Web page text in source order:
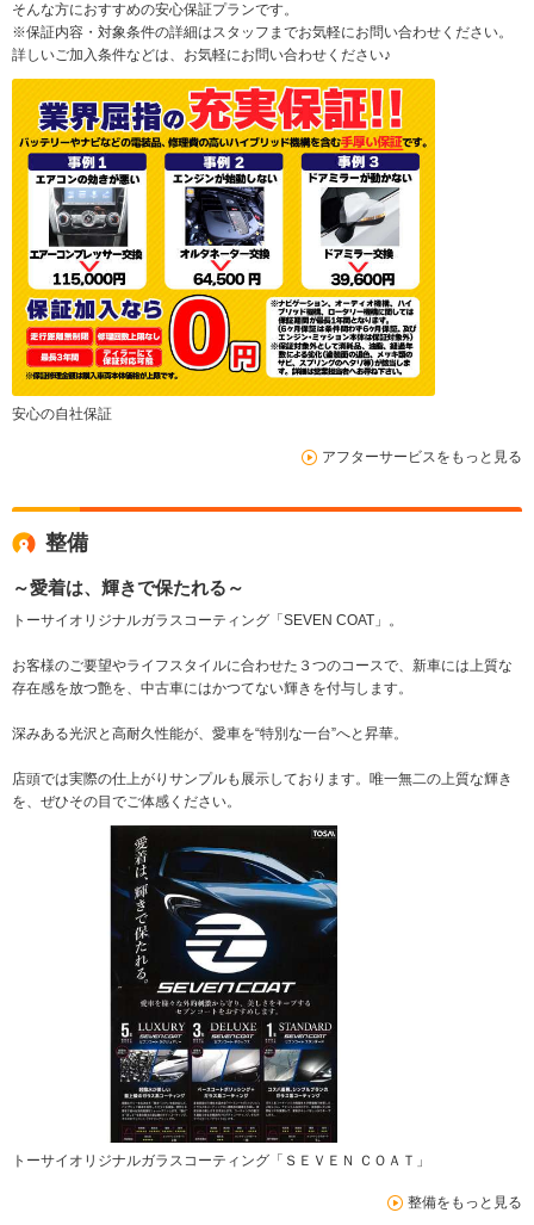
そんな方におすすめの安心保証プランです。
※保証内容・対象条件の詳細はスタッフまでお気軽にお問い合わせください。
詳しいご加入条件などは、お気軽にお問い合わせください♪
安心の自社保証
アフターサービスをもっと見る
整備
～愛着は、輝きで保たれる～
トーサイオリジナルガラスコーティング「SEVEN COAT」。
お客様のご要望やライフスタイルに合わせた３つのコースで、新車には上質な
存在感を放つ艶を、中古車にはかつてない輝きを付与します。
深みある光沢と高耐久性能が、愛車を“特別な一台”へと昇華。
店頭では実際の仕上がりサンプルも展示しております。唯一無二の上質な輝き
を、ぜひその目でご体感ください。
トーサイオリジナルガラスコーティング「ＳＥＶＥＮ ＣＯＡＴ」
整備をもっと見る